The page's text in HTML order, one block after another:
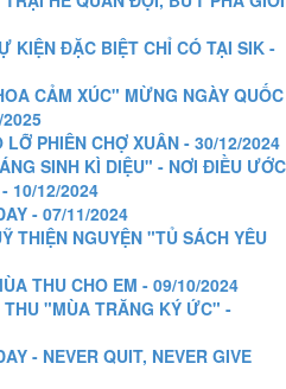
KIỆN ĐẶC BIỆT CHỈ CÓ TẠI SIK -
CẢM XÚC" MỪNG NGÀY QUỐC
PHIÊN CHỢ XUÂN - 30/12/2024
SINH KÌ DIỆU" - NƠI ĐIỀU ƯỚC
10/12/2024
- 07/11/2024
THIỆN NGUYỆN "TỦ SÁCH YÊU
THU CHO EM - 09/10/2024
"MÙA TRĂNG KÝ ỨC" -
- NEVER QUIT, NEVER GIVE